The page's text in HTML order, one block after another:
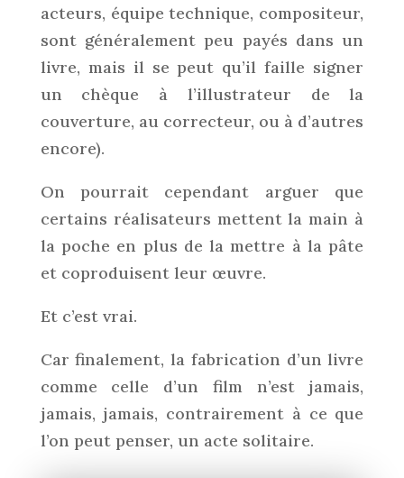
acteurs, équipe technique, compositeur,
sont généralement peu payés dans un
livre, mais il se peut qu’il faille signer
un chèque à l’illustrateur de la
couverture, au correcteur, ou à d’autres
encore).
On pourrait cependant arguer que
certains réalisateurs mettent la main à
la poche en plus de la mettre à la pâte
et coproduisent leur œuvre.
Et c’est vrai.
Car finalement, la fabrication d’un livre
comme celle d’un film n’est jamais,
jamais, jamais, contrairement à ce que
l’on peut penser, un acte solitaire.